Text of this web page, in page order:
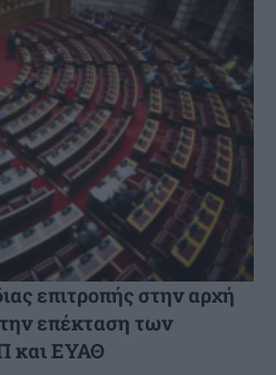
επιτροπής στην αρχή
επέκταση των
και ΕΥΑΘ